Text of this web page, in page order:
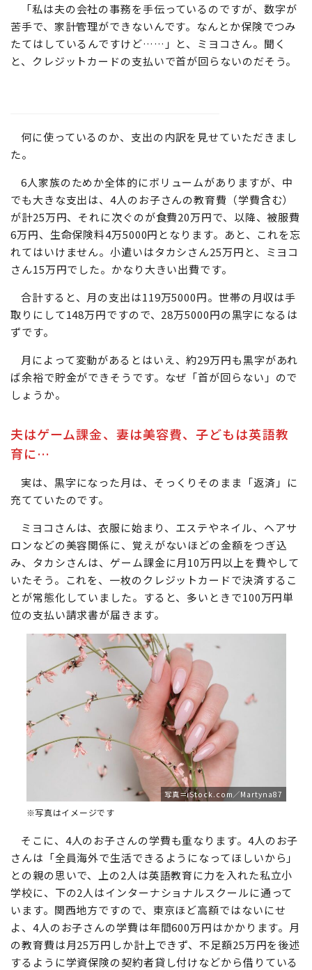
「私は夫の会社の事務を手伝っているのですが、数字が
苦手で、家計管理ができないんです。なんとか保険でつみ
たてはしているんですけど……」と、ミヨコさん。聞く
と、クレジットカードの支払いで首が回らないのだそう。
何に使っているのか、支出の内訳を見せていただきまし
た。
6人家族のためか全体的にボリュームがありますが、中
でも大きな支出は、4人のお子さんの教育費（学費含む）
が計25万円、それに次ぐのが食費20万円で、以降、被服費
6万円、生命保険料4万5000円となります。あと、これを忘
れてはいけません。小遣いはタカシさん25万円と、ミヨコ
さん15万円でした。かなり大きい出費です。
合計すると、月の支出は119万5000円。世帯の月収は手
取りにして148万円ですので、28万5000円の黒字になるは
ずです。
月によって変動があるとはいえ、約29万円も黒字があれ
ば余裕で貯金ができそうです。なぜ「首が回らない」ので
しょうか。
夫はゲーム課金、妻は美容費、子どもは英語教
育に…
実は、黒字になった月は、そっくりそのまま「返済」に
充てていたのです。
ミヨコさんは、衣服に始まり、エステやネイル、ヘアサ
ロンなどの美容関係に、覚えがないほどの金額をつぎ込
み、タカシさんは、ゲーム課金に月10万円以上を費やして
いたそう。これを、一枚のクレジットカードで決済するこ
とが常態化していました。すると、多いときで100万円単
位の支払い請求書が届きます。
写真＝iStock.com／Martyna87
※写真はイメージです
そこに、4人のお子さんの学費も重なります。4人のお子
さんは「全員海外で生活できるようになってほしいから」
との親の思いで、上の2人は英語教育に力を入れた私立小
学校に、下の2人はインターナショナルスクールに通って
います。関西地方ですので、東京ほど高額ではないにせ
よ、4人のお子さんの学費は年間600万円はかかります。月
の教育費は月25万円しか計上できず、不足額25万円を後述
するように学資保険の契約者貸し付けなどから借りている